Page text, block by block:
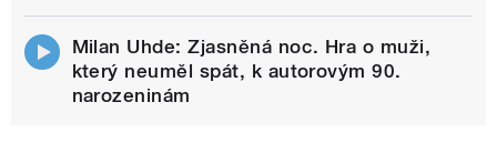
Milan Uhde: Zjasněná noc. Hra o muži,
který neuměl spát, k autorovým 90.
narozeninám